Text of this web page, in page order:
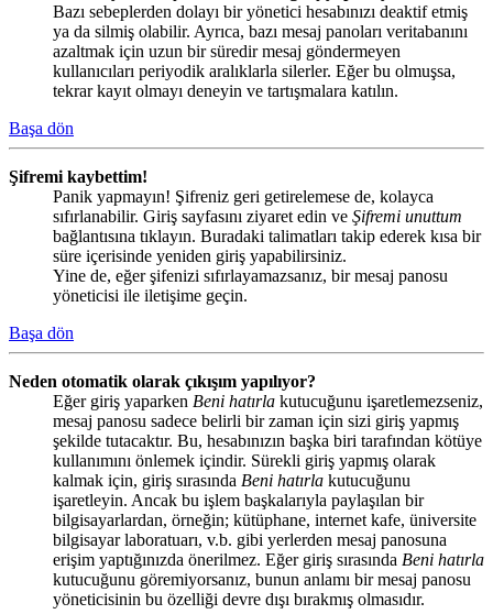
Bazı sebeplerden dolayı bir yönetici hesabınızı deaktif etmiş
ya da silmiş olabilir. Ayrıca, bazı mesaj panoları veritabanını
azaltmak için uzun bir süredir mesaj göndermeyen
kullanıcıları periyodik aralıklarla silerler. Eğer bu olmuşsa,
tekrar kayıt olmayı deneyin ve tartışmalara katılın.
Başa dön
Şifremi kaybettim!
Panik yapmayın! Şifreniz geri getirelemese de, kolayca
sıfırlanabilir. Giriş sayfasını ziyaret edin ve Şifremi unuttum
bağlantısına tıklayın. Buradaki talimatları takip ederek kısa bir
süre içerisinde yeniden giriş yapabilirsiniz.
Yine de, eğer şifenizi sıfırlayamazsanız, bir mesaj panosu
yöneticisi ile iletişime geçin.
Başa dön
Neden otomatik olarak çıkışım yapılıyor?
Eğer giriş yaparken Beni hatırla kutucuğunu işaretlemezseniz,
mesaj panosu sadece belirli bir zaman için sizi giriş yapmış
şekilde tutacaktır. Bu, hesabınızın başka biri tarafından kötüye
kullanımını önlemek içindir. Sürekli giriş yapmış olarak
kalmak için, giriş sırasında Beni hatırla kutucuğunu
işaretleyin. Ancak bu işlem başkalarıyla paylaşılan bir
bilgisayarlardan, örneğin; kütüphane, internet kafe, üniversite
bilgisayar laboratuarı, v.b. gibi yerlerden mesaj panosuna
erişim yaptığınızda önerilmez. Eğer giriş sırasında Beni hatırla
kutucuğunu göremiyorsanız, bunun anlamı bir mesaj panosu
yöneticisinin bu özelliği devre dışı bırakmış olmasıdır.